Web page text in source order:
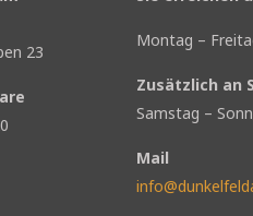
23
Montag –
Zusätzlich an
Samstag –
Mail